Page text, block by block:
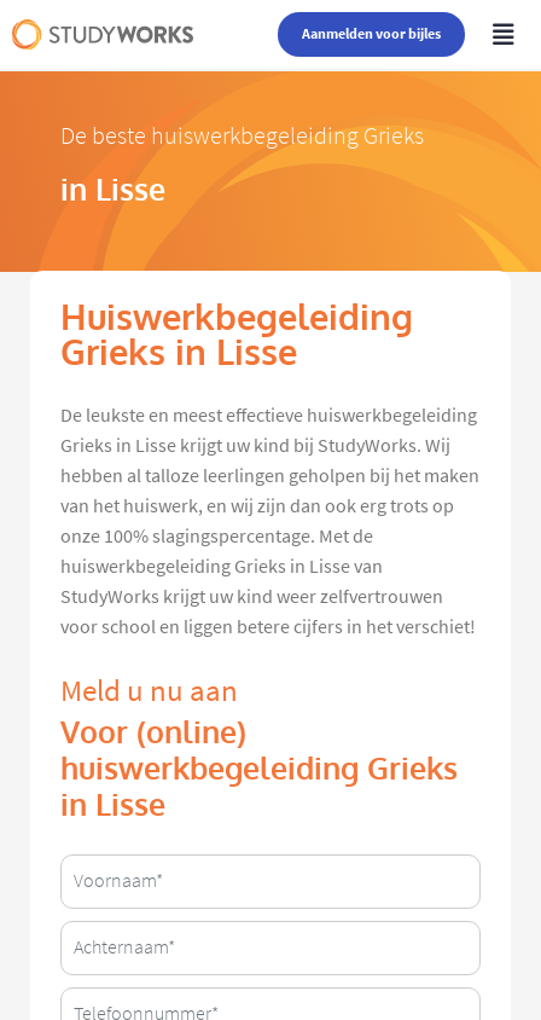
Aanmelden voor bijles
De beste huiswerkbegeleiding Grieks
in Lisse
Huiswerkbegeleiding
Grieks in Lisse
De leukste en meest effectieve huiswerkbegeleiding
Grieks in Lisse krijgt uw kind bij StudyWorks. Wij
hebben al talloze leerlingen geholpen bij het maken
van het huiswerk, en wij zijn dan ook erg trots op
onze 100% slagingspercentage. Met de
huiswerkbegeleiding Grieks in Lisse van
StudyWorks krijgt uw kind weer zelfvertrouwen
voor school en liggen betere cijfers in het verschiet!
Meld u nu aan
Voor (online)
huiswerkbegeleiding Grieks
in Lisse